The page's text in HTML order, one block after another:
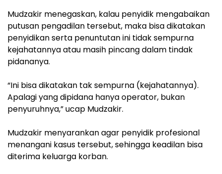
Mudzakir menegaskan, kalau penyidik mengabaikan
putusan pengadilan tersebut, maka bisa dikatakan
penyidikan serta penuntutan ini tidak sempurna
kejahatannya atau masih pincang dalam tindak
pidananya.
“Ini bisa dikatakan tak sempurna (kejahatannya).
Apalagi yang dipidana hanya operator, bukan
penyuruhnya,” ucap Mudzakir.
Mudzakir menyarankan agar penyidik profesional
menangani kasus tersebut, sehingga keadilan bisa
diterima keluarga korban.